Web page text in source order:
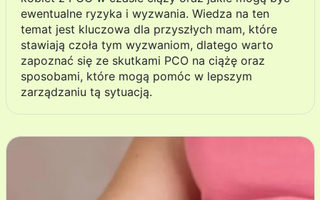
ewentualne ryzyka i wyzwania. Wiedza na ten
temat jest kluczowa dla przyszłych mam, które
stawiają czoła tym wyzwaniom, dlatego warto
zapoznać się ze skutkami PCO na ciążę oraz
sposobami, które mogą pomóc w lepszym
zarządzaniu tą sytuacją.